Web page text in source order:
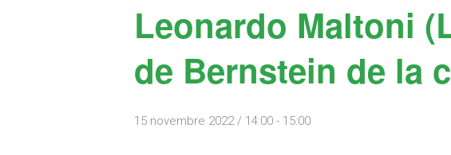
Leonardo Maltoni
de Bernstein de la
15 novembre 2022 / 14:00 - 15:00